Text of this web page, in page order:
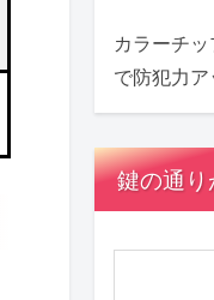
カラーチ
で防犯力
鍵の通